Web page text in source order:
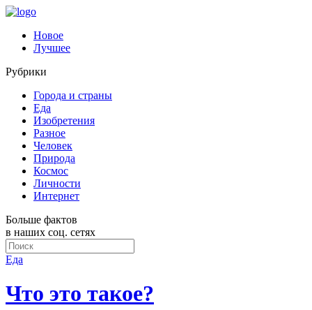
Новое
Лучшее
Рубрики
Города и страны
Еда
Изобретения
Разное
Человек
Природа
Космос
Личности
Интернет
Больше фактов
в наших соц. сетях
Еда
Что это такое?